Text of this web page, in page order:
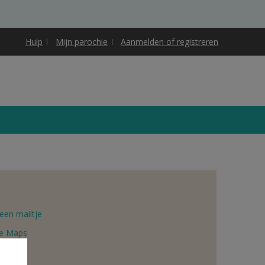
Hulp Mijn parochie Aanmelden of registreren
mailtje
Maps